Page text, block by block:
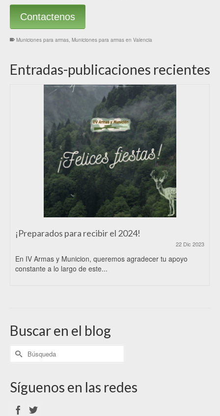
Contactenos
Municiones para armas, Municiones para armas en Valencia
Entradas-publicaciones recientes
¡Preparados para recibir el 2024!
22 Dic 2023
En IV Armas y Municion, queremos agradecer tu apoyo
constante a lo largo de este...
Buscar en el blog
Síguenos en las redes